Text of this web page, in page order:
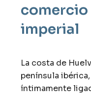
comercio
imperial
La costa de
península
íntimamente